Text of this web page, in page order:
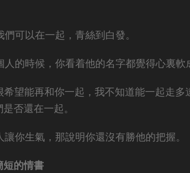
可以在一起，青絲到白發。
人的時候，你看着他的名字都覺得心裏軟
希望能再和你一起，我不知道能一起走
否還在一起。
讓你生氣，那說明你還沒有勝他的把握。
短的情書